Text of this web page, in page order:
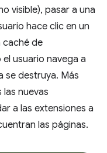
visible), pasar a una
hace clic en un
caché de
usuario navega a
se destruya. Más
nuevas
a las extensiones a
las páginas.